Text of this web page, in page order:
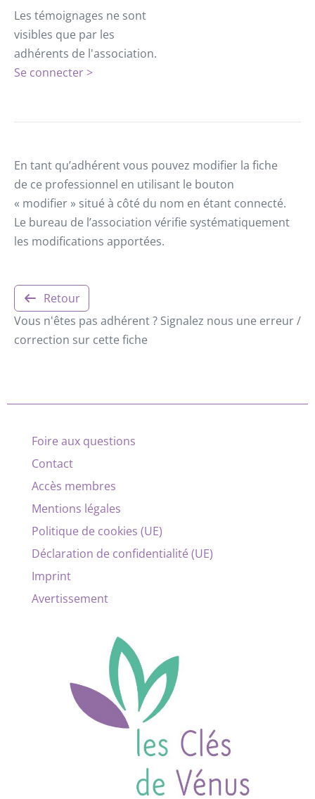
Les témoignages ne sont
visibles que par les
adhérents de l'association.
Se connecter >
En tant qu’adhérent vous pouvez modifier la fiche
de ce professionnel en utilisant le bouton
« modifier » situé à côté du nom en étant connecté.
Le bureau de l’association vérifie systématiquement
les modifications apportées.
Retour
Vous n'êtes pas adhérent ? Signalez nous une erreur /
correction sur cette fiche
Foire aux questions
Contact
Accès membres
Mentions légales
Politique de cookies (UE)
Déclaration de confidentialité (UE)
Imprint
Avertissement